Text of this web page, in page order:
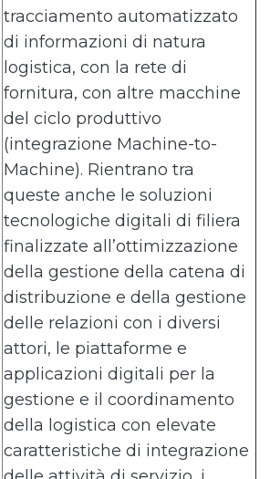
tracciamento automatizzato
di informazioni di natura
logistica, con la rete di
fornitura, con altre macchine
del ciclo produttivo
(integrazione Machine-to-
Machine). Rientrano tra
queste anche le soluzioni
tecnologiche digitali di filiera
finalizzate all’ottimizzazione
della gestione della catena di
distribuzione e della gestione
delle relazioni con i diversi
attori, le piattaforme e
applicazioni digitali per la
gestione e il coordinamento
della logistica con elevate
caratteristiche di integrazione